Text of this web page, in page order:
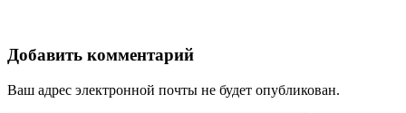
Добавить комментарий
Ваш адрес электронной почты не будет опубликован.